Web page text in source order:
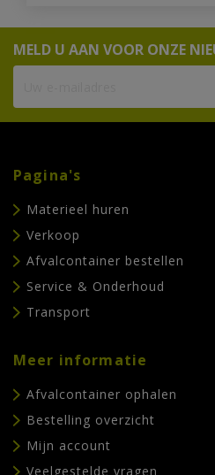
MELD U AAN VOOR ONZE
Pagina's
Materieel huren
Verkoop
Afvalcontainer bestellen
Service & Onderhoud
Transport
Meer informatie
Afvalcontainer ophalen
Bestelling overzicht
Mijn account
Veelgestelde vragen